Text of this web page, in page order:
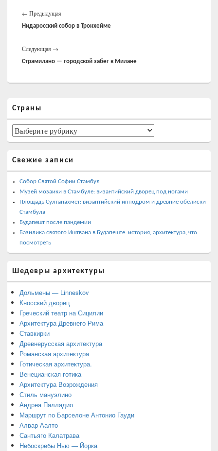
по
записям
← Предыдущая
запись:
Нидаросский собор в Тронхейме
Следующая →
запись:
Страмилано — городской забег в Милане
основной
боковой
панели
Страны
Страны
Свежие записи
Собор Святой Софии Стамбул
Музей мозаики в Стамбуле: византийский дворец под ногами
Площадь Султанахмет: византийский ипподром и древние обелиски
Стамбула
Будапешт после пандемии
Базилика святого Иштвана в Будапеште: история, архитектура, что
посмотреть
Шедевры архитектуры
Дольмены — Linneskov
Кносский дворец
Греческий театр на Сицилии
Архитектура Древнего Рима
Ставкирки
Древнерусская архитектура
Романская архитектура
Готическая архитектура.
Венецианская готика
Архитектура Возрождения
Стиль мануэлино
Андреа Палладио
Маршрут по Барселоне Антонио Гауди
Алвар Аалто
Сантьяго Калатрава
Небоскребы Нью — Йорка